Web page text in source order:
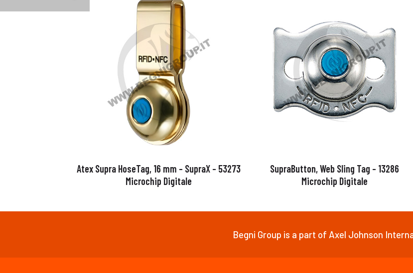
Atex Supra HoseTag, 16 mm – SupraX – 53273
Microchip Digitale
SupraButton, Web Sling Tag – 13286
Microchip Digitale
Begni Group is a part of Axel Johnson